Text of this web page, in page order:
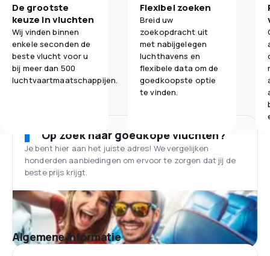
De grootste
keuze in vluchten
Wij vinden binnen
enkele seconden de
beste vlucht voor u
bij meer dan 500
luchtvaartmaatschappijen.
Flexibel zoeken
Breid uw
zoekopdracht uit
met nabijgelegen
luchthavens en
flexibele data om de
goedkoopste optie
te vinden.
Op zoek naar goedkope vluchten?
Je bent hier aan het juiste adres! We vergelijken
honderden aanbiedingen om ervoor te zorgen dat jij de
beste prijs krijgt.
Algemene informatie